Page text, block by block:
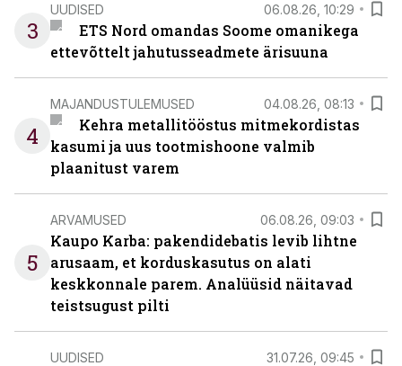
3
UUDISED 06.08.26, 10:29
ETS Nord omandas Soome omanikega
ettevõttelt jahutusseadmete ärisuuna
4
MAJANDUSTULEMUSED 04.08.26, 08:13
Kehra metallitööstus mitmekordistas
kasumi ja uus tootmishoone valmib
plaanitust varem
5
ARVAMUSED 06.08.26, 09:03
Kaupo Karba: pakendidebatis levib lihtne
arusaam, et korduskasutus on alati
keskkonnale parem. Analüüsid näitavad
teistsugust pilti
UUDISED 31.07.26, 09:45